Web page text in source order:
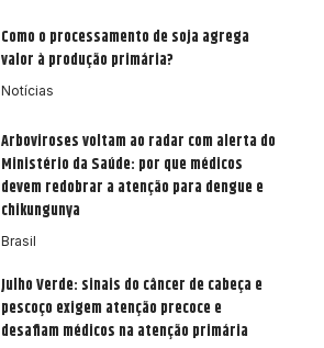
Como o processamento de soja agrega
valor à produção primária?
Notícias
Arboviroses voltam ao radar com alerta do
Ministério da Saúde: por que médicos
devem redobrar a atenção para dengue e
chikungunya
Brasil
Julho Verde: sinais do câncer de cabeça e
pescoço exigem atenção precoce e
desafiam médicos na atenção primária